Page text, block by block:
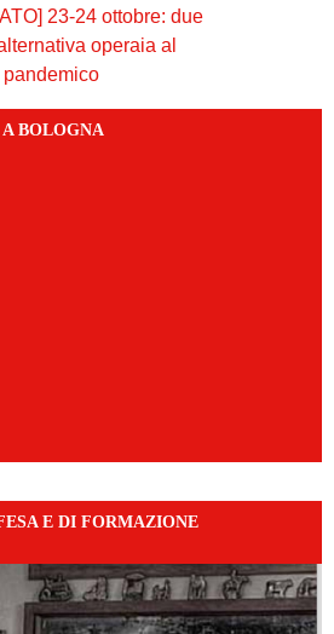
23-24 ottobre: due
operaia al
A BOLOGNA
E DI FORMAZIONE